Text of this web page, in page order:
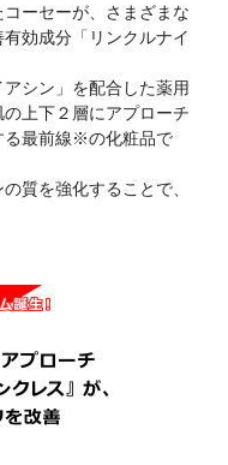
ーセーが、さまざまな
効成分「リンクルナイ
シン」を配合した薬用
上下２層にアプローチ
る最前線※の化粧品で
質を強化することで、